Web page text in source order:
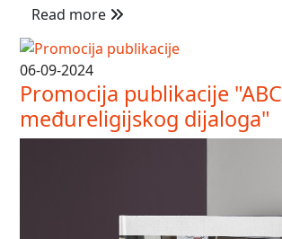
Read more
06-09-2024
Promocija publikacije "ABC
međureligijskog dijaloga"